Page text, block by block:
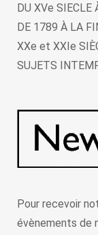
DU XVe SIECLE
DE 1789 À LA
XXe et XXIe
SUJETS
Pour recevoir
évènements de